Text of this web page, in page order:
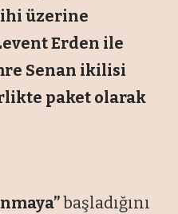
üzerine
Erden ile
Senan ikilisi
paket olarak
başladığını